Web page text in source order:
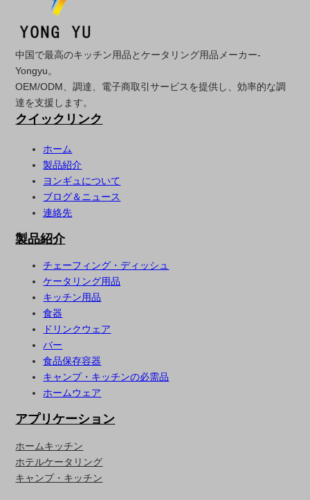
中国で最高のキッチン用品とケータリング用品メーカー-
Yongyu。
OEM/ODM、調達、電子商取引サービスを提供し、効率的な調
達を支援します。
クイックリンク
ホーム
製品紹介
ヨンギュについて
ブログ＆ニュース
連絡先
製品紹介
チェーフィング・ディッシュ
ケータリング用品
キッチン用品
食器
ドリンクウェア
バー
食品保存容器
キャンプ・キッチンの必需品
ホームウェア
アプリケーション
ホームキッチン
ホテルケータリング
キャンプ・キッチン